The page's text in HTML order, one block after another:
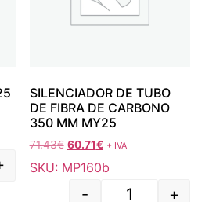
SILENCIADOR DE TUBO
DE FIBRA DE CARBONO
350 MM MY25
71.43€ 60.71€ + IVA
SKU: MP160b
- +